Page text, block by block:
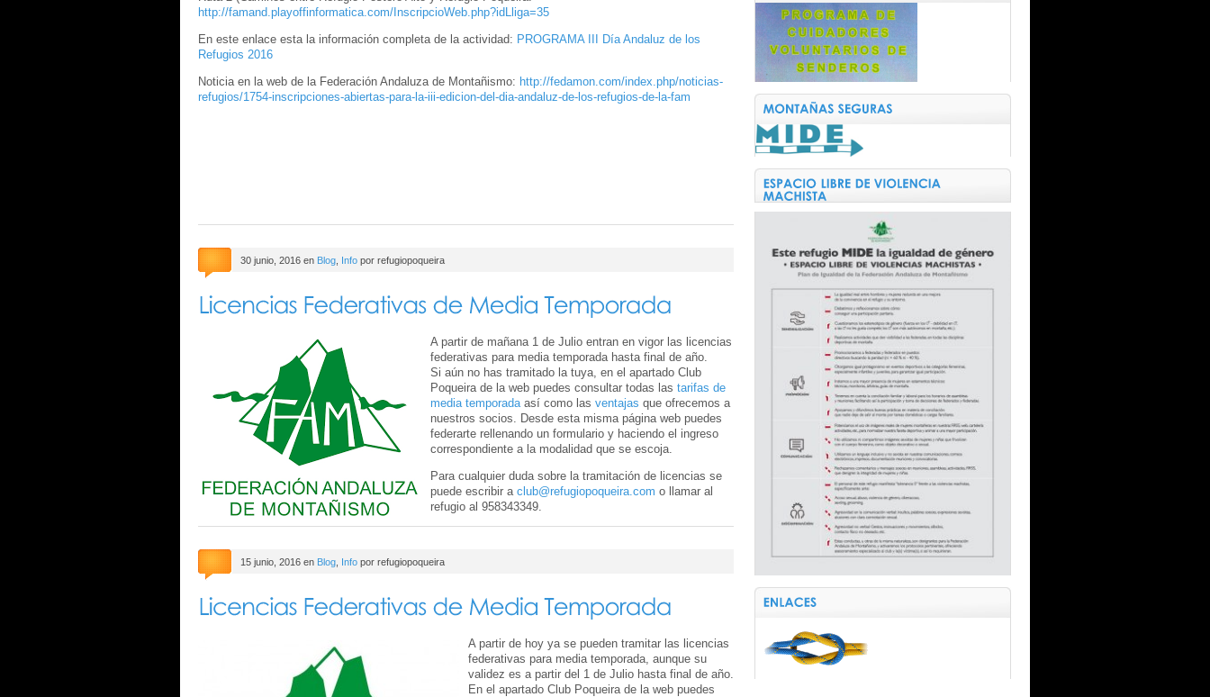
http://famand.playoffinformatica.com/InscripcioWeb.php?idLliga=35
En este enlace esta la información completa de la actividad: PROGRAMA III Día Andaluz de los
Refugios 2016
Noticia en la web de la Federación Andaluza de Montañismo: http://fedamon.com/index.php/noticias-
refugios/1754-inscripciones-abiertas-para-la-iii-edicion-del-dia-andaluz-de-los-refugios-de-la-fam
30 junio, 2016 en Blog Info por refugiopoqueira
A partir de mañana 1 de Julio entran en vigor las licencias
federativas para media temporada hasta final de año.
Si aún no has tramitado la tuya, en el apartado Club
Poqueira de la web puedes consultar todas las tarifas de
media temporadaasí como las ventajas que ofrecemos a
nuestros socios. Desde esta misma página web puedes
federarte rellenando un formulario y haciendo el ingreso
correspondiente a la modalidad que se escoja.
Para cualquier duda sobre la tramitación de licencias se
puede escribir a club@refugiopoqueira.com o llamar al
refugio al 958343349.
15 junio, 2016 en Blog Info por refugiopoqueira
A partir de hoy ya se pueden tramitar las licencias
federativas para media temporada, aunque su
validez es a partir del 1 de Julio hasta final de año.
En el apartado Club Poqueira de la web puedes